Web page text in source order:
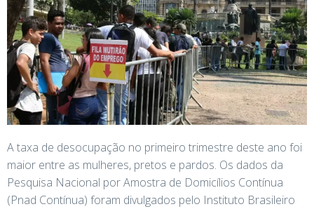
A taxa de desocupação no primeiro trimestre deste ano foi
maior entre as mulheres, pretos e pardos. Os dados da
Pesquisa Nacional por Amostra de Domicílios Contínua
(Pnad Contínua) foram divulgados pelo Instituto Brasileiro